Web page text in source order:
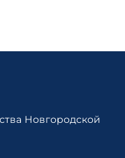
Новгородской